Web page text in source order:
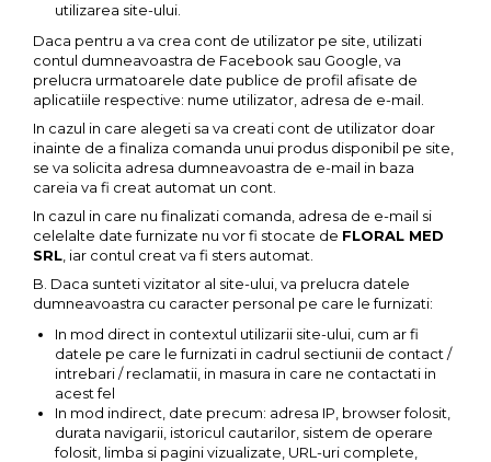
utilizarea site-ului.
Daca pentru a va crea cont de utilizator pe site, utilizati
contul dumneavoastra de Facebook sau Google, va
prelucra urmatoarele date publice de profil afisate de
aplicatiile respective: nume utilizator, adresa de e-mail.
In cazul in care alegeti sa va creati cont de utilizator doar
inainte de a finaliza comanda unui produs disponibil pe site,
se va solicita adresa dumneavoastra de e-mail in baza
careia va fi creat automat un cont.
In cazul in care nu finalizati comanda, adresa de e-mail si
celelalte date furnizate nu vor fi stocate de FLORAL MED
SRL , iar contul creat va fi sters automat.
B. Daca sunteti vizitator al site-ului, va prelucra datele
dumneavoastra cu caracter personal pe care le furnizati:
In mod direct in contextul utilizarii site-ului, cum ar fi
datele pe care le furnizati in cadrul sectiunii de contact /
intrebari / reclamatii, in masura in care ne contactati in
acest fel
In mod indirect, date precum: adresa IP, browser folosit,
durata navigarii, istoricul cautarilor, sistem de operare
folosit, limba si pagini vizualizate, URL-uri complete,